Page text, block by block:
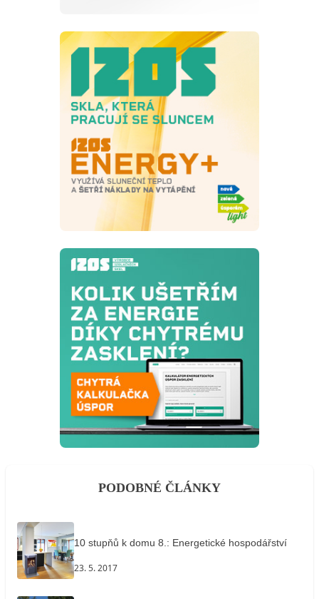
PODOBNÉ ČLÁNKY
10 stupňů k domu 8.: Energetické hospodářství
23. 5. 2017